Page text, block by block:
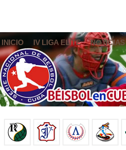
INICIO IV LIGA ELITE NOTICIAS